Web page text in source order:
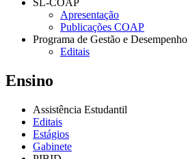
SL-COAP
Apresentação
Publicações COAP
Programa de Gestão e Desempenho
Editais
Ensino
Assistência Estudantil
Editais
Estágios
Gabinete